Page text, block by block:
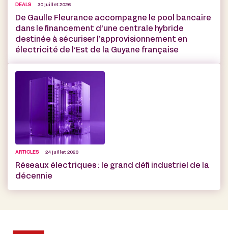
DEALS 30 juillet 2026
De Gaulle Fleurance accompagne le pool bancaire
dans le financement d’une centrale hybride
destinée à sécuriser l’approvisionnement en
électricité de l’Est de la Guyane française
ARTICLES 24 juillet 2026
Réseaux électriques : le grand défi industriel de la
décennie